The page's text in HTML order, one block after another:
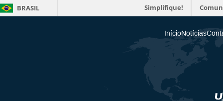
BRASIL Simplifique!
InícioNotícias